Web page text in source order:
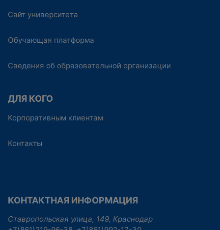
Сайт университета
Обучающая платформа
Сведения об образовательной организации
ДЛЯ КОГО
Корпоративным клиентам
Контакты
КОНТАКТНАЯ ИНФОРМАЦИЯ
Ставропольская улица, 149, Краснодар